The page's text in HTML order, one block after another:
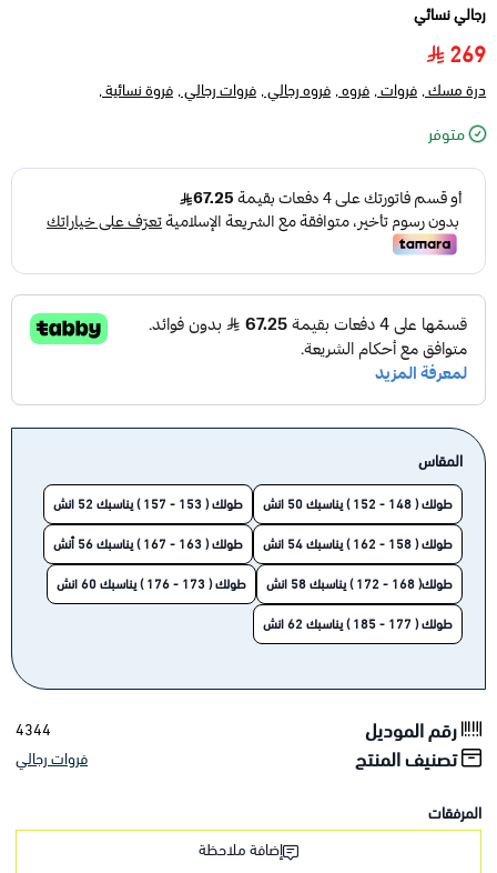
رجالي نسائي
269
درة مسك , فروات , فروه , فروه رجالي , فروات رجالي , فروة نسائية ,
متوفر
المقاس
طولك ( 148 - 152 ) يناسبك 50 انش
طولك ( 153 - 157 ) يناسبك 52 انش
طولك ( 158 - 162 ) يناسبك 54 انش
طولك ( 163 - 167 ) يناسبك 56 أنش
طولك( 168 - 172 ) يناسبك 58 انش
طولك ( 173 - 176 ) يناسبك 60 انش
طولك ( 177 - 185 ) يناسبك 62 انش
رقم الموديل 4344
تصنيف المنتج فروات رجالي
المرفقات
إضافة ملاحظة